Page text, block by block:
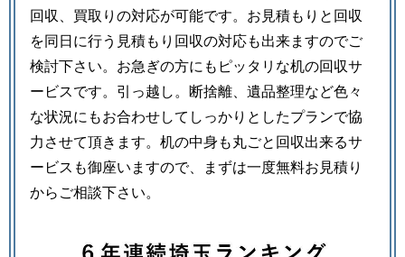
回収、買取りの対応が可能です。お見積もりと回収
を同日に行う見積もり回収の対応も出来ますのでご
検討下さい。お急ぎの方にもピッタリな机の回収サ
ービスです。引っ越し。断捨離、遺品整理など色々
な状況にもお合わせしてしっかりとしたプランで協
力させて頂きます。机の中身も丸ごと回収出来るサ
ービスも御座いますので、まずは一度無料お見積り
からご相談下さい。